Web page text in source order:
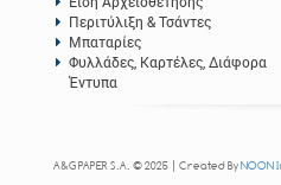
Περιτύλιξη & Τσάντες
Μπαταρίες
Φυλλάδες, Καρτέλες, Διάφορα
Έντυπα
A&G PAPER S.A. © 2025 | Created ByNOON